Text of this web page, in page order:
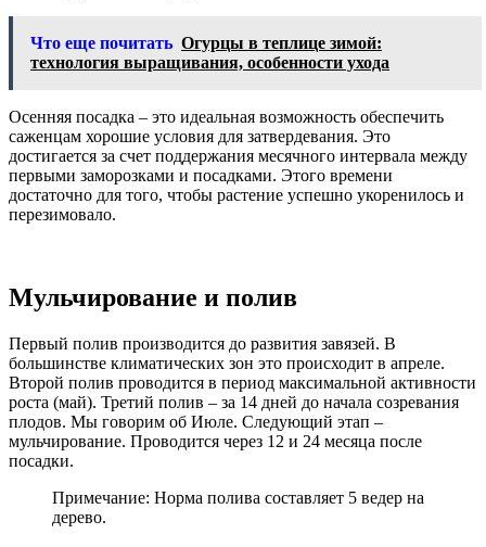
Что еще почитать Огурцы в теплице зимой:
технология выращивания, особенности ухода
Осенняя посадка – это идеальная возможность обеспечить
саженцам хорошие условия для затвердевания. Это
достигается за счет поддержания месячного интервала между
первыми заморозками и посадками. Этого времени
достаточно для того, чтобы растение успешно укоренилось и
перезимовало.
Мульчирование и полив
Первый полив производится до развития завязей. В
большинстве климатических зон это происходит в апреле.
Второй полив проводится в период максимальной активности
роста (май). Третий полив – за 14 дней до начала созревания
плодов. Мы говорим об Июле. Следующий этап –
мульчирование. Проводится через 12 и 24 месяца после
посадки.
Примечание: Норма полива составляет 5 ведер на
дерево.